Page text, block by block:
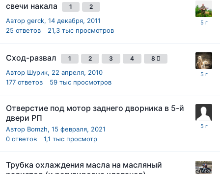
свечи накала 1 2
Автор gerck, 14 декабря, 2011
25 ответов 21,3 тыс просмотров
Сход-развал 1 2 3 4 8
Автор Шурик, 22 апреля, 2010
177 ответов 59 тыс просмотров
Отверстие под мотор заднего дворника в 5-й
двери РП
Автор Bomzh, 15 февраля, 2021
0 ответов 1,1 тыс просмотр
Трубка охлаждения масла на масляный